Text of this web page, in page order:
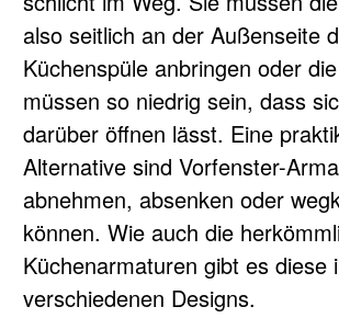
also seitlich an der Außenseite
Küchenspüle anbringen oder
müssen so niedrig sein, dass
darüber öffnen lässt. Eine
Alternative sind Vorfenster-
abnehmen, absenken oder
können. Wie auch die
Küchenarmaturen gibt es diese
verschiedenen Designs.